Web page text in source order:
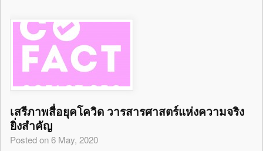
เสรีภาพสื่อยุคโควิด วารสารศาสตร์แห่งความจริง
ยิ่งสำคัญ
Posted on 6 May, 2020